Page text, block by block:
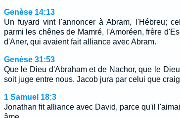
Genèse 14:13
Un fuyard vint l'annoncer à Abram, l'Hébreu;
parmi les chênes de Mamré, l'Amoréen, frère
d'Aner, qui avaient fait alliance avec Abram.
Genèse 31:53
Que le Dieu d'Abraham et de Nachor, que le
soit juge entre nous. Jacob jura par celui que
1 Samuel 18:3
Jonathan fit alliance avec David, parce qu'il